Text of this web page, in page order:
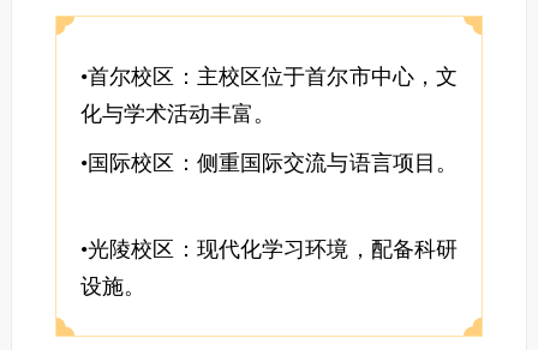
•首尔校区：主校区位于首尔市中心，文
化与学术活动丰富。
•国际校区：侧重国际交流与语言项目。
•光陵校区：现代化学习环境，配备科研
设施。